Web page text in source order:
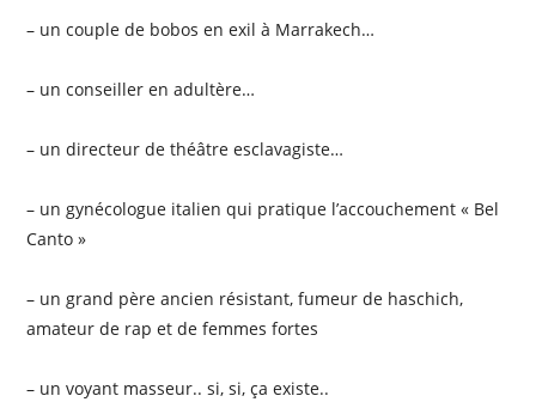
– un couple de bobos en exil à Marrakech…
– un conseiller en adultère…
– un directeur de théâtre esclavagiste…
– un gynécologue italien qui pratique l’accouchement « Bel
Canto »
– un grand père ancien résistant, fumeur de haschich,
amateur de rap et de femmes fortes
– un voyant masseur.. si, si, ça existe..